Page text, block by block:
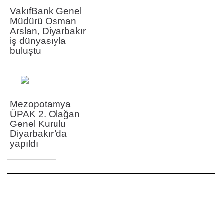
VakıfBank Genel
Müdürü Osman
Arslan, Diyarbakır
iş dünyasıyla
buluştu
Mezopotamya
ÜPAK 2. Olağan
Genel Kurulu
Diyarbakır’da
yapıldı